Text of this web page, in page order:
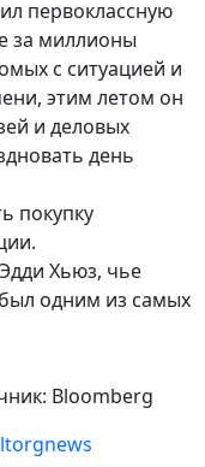
первоклассную
за миллионы
с ситуацией и
этим летом он
и деловых
день
покупку
Хьюз, чье
одним из самых
Bloomberg